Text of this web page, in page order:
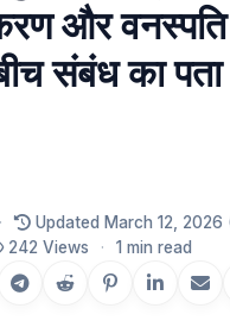
और वनस्पति
संबंध का पता
· Updated March 12, 2026
242 Views · 1 min read